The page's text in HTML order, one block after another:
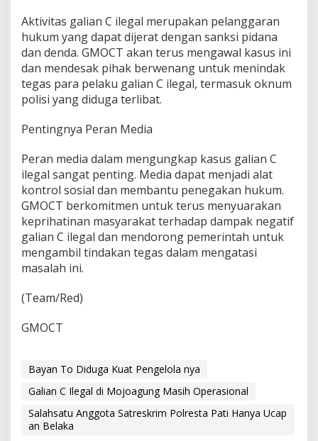
Aktivitas galian C ilegal merupakan pelanggaran
hukum yang dapat dijerat dengan sanksi pidana
dan denda. GMOCT akan terus mengawal kasus ini
dan mendesak pihak berwenang untuk menindak
tegas para pelaku galian C ilegal, termasuk oknum
polisi yang diduga terlibat.
Pentingnya Peran Media
Peran media dalam mengungkap kasus galian C
ilegal sangat penting. Media dapat menjadi alat
kontrol sosial dan membantu penegakan hukum.
GMOCT berkomitmen untuk terus menyuarakan
keprihatinan masyarakat terhadap dampak negatif
galian C ilegal dan mendorong pemerintah untuk
mengambil tindakan tegas dalam mengatasi
masalah ini.
(Team/Red)
GMOCT
Bayan To Diduga Kuat Pengelola nya
Galian C Ilegal di Mojoagung Masih Operasional
Salahsatu Anggota Satreskrim Polresta Pati Hanya Ucap
an Belaka